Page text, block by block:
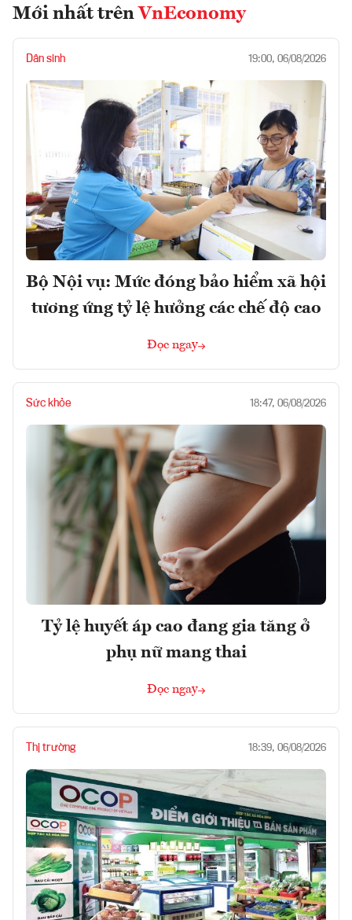
Mới nhất trên VnEconomy
Dân sinh 19:00, 06/08/2026
Bộ Nội vụ: Mức đóng bảo hiểm xã hội
tương ứng tỷ lệ hưởng các chế độ cao
Đọc ngay
Sức khỏe 18:47, 06/08/2026
Tỷ lệ huyết áp cao đang gia tăng ở
phụ nữ mang thai
Đọc ngay
Thị trường 18:39, 06/08/2026